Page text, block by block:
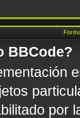
BBCode?
por